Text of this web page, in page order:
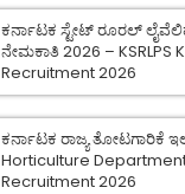
ಕರ್ನಾಟಕ ಸ್ಟೇಟ್ ರೂರಲ್
ನೇಮಕಾತಿ 2026 – KSRLPS
Recruitment 2026
ಕರ್ನಾಟಕ ರಾಜ್ಯ ತೋಟಗಾರಿಕೆ
Horticulture
Recruitment 2026